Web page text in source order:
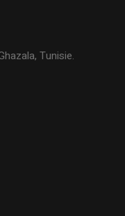
Tunisie.